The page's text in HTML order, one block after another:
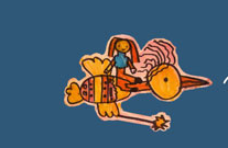
útján terjedő
melyeket olyan
állítottak össze,